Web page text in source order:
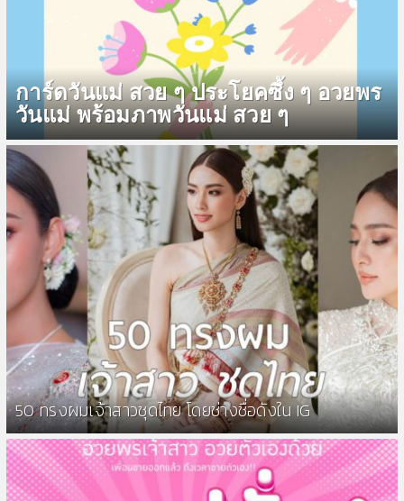
การ์ดวันแม่ สวย ๆ ประโยคซึ้ง ๆ อวยพร
วันแม่ พร้อมภาพวันแม่ สวย ๆ
50 ทรงผมเจ้าสาวชุดไทย โดยช่างชื่อดังใน IG